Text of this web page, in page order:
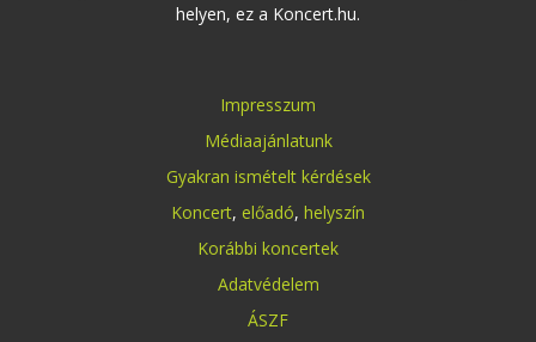
helyen, ez a Koncert.hu.
Impresszum
Médiaajánlatunk
Gyakran ismételt kérdések
Koncert, előadó, helyszín
Korábbi koncertek
Adatvédelem
ÁSZF